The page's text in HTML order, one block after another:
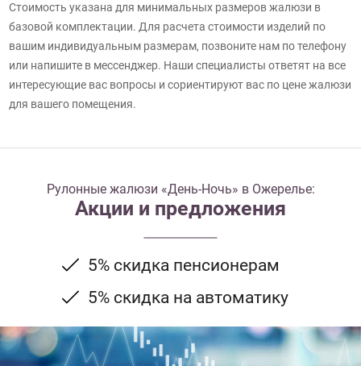
Стоимость указана для минимальных размеров жалюзи в
базовой комплектации. Для расчета стоимости изделий по
вашим индивидуальным размерам, позвоните нам по телефону
или напишите в мессенджер. Наши специалисты ответят на все
интересующие вас вопросы и сориентируют вас по цене жалюзи
для вашего помещения.
Рулонные жалюзи «День-Ночь» в Ожерелье:
Акции и предложения
5% скидка пенсионерам
5% скидка на автоматику